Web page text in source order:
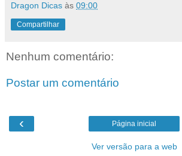
Dragon Dicas às 09:00
Compartilhar
Nenhum comentário:
Postar um comentário
‹ Página inicial
Ver versão para a web